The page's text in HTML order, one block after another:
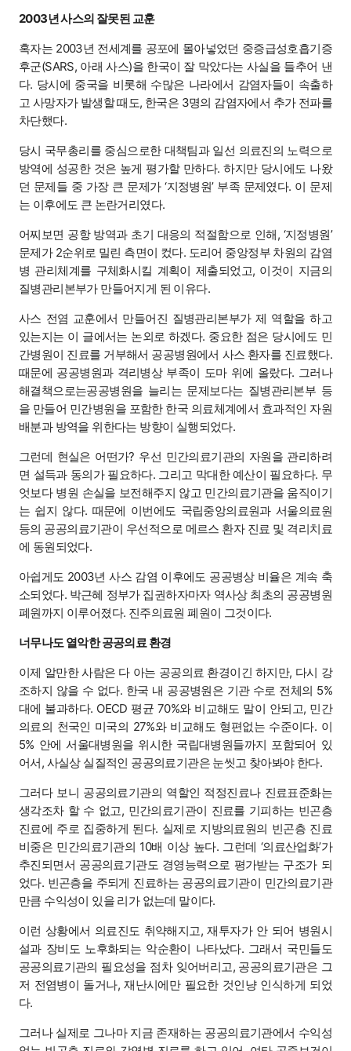
2003년 사스의 잘못된 교훈
혹자는 2003년 전세계를 공포에 몰아넣었던 중증급성호흡기증
후군(SARS, 아래 사스)을 한국이 잘 막았다는 사실을 들추어 낸
다. 당시에 중국을 비롯해 수많은 나라에서 감염자들이 속출하
고 사망자가 발생할 때도, 한국은 3명의 감염자에서 추가 전파를
차단했다.
당시 국무총리를 중심으로한 대책팀과 일선 의료진의 노력으로
방역에 성공한 것은 높게 평가할 만하다. 하지만 당시에도 나왔
던 문제들 중 가장 큰 문제가 ‘지정병원’ 부족 문제였다. 이 문제
는 이후에도 큰 논란거리였다.
어찌보면 공항 방역과 초기 대응의 적절함으로 인해, ‘지정병원’
문제가 2순위로 밀린 측면이 컸다. 도리어 중앙정부 차원의 감염
병 관리체계를 구체화시킬 계획이 제출되었고, 이것이 지금의
질병관리본부가 만들어지게 된 이유다.
사스 전염 교훈에서 만들어진 질병관리본부가 제 역할을 하고
있는지는 이 글에서는 논외로 하겠다. 중요한 점은 당시에도 민
간병원이 진료를 거부해서 공공병원에서 사스 환자를 진료했다.
때문에 공공병원과 격리병상 부족이 도마 위에 올랐다. 그러나
해결책으로는공공병원을 늘리는 문제보다는 질병관리본부 등
을 만들어 민간병원을 포함한 한국 의료체계에서 효과적인 자원
배분과 방역을 위한다는 방향이 실행되었다.
그런데 현실은 어떤가? 우선 민간의료기관의 자원을 관리하려
면 설득과 동의가 필요하다. 그리고 막대한 예산이 필요하다. 무
엇보다 병원 손실을 보전해주지 않고 민간의료기관을 움직이기
는 쉽지 않다. 때문에 이번에도 국립중앙의료원과 서울의료원
등의 공공의료기관이 우선적으로 메르스 환자 진료 및 격리치료
에 동원되었다.
아쉽게도 2003년 사스 감염 이후에도 공공병상 비율은 계속 축
소되었다. 박근혜 정부가 집권하자마자 역사상 최초의 공공병원
폐원까지 이루어졌다. 진주의료원 폐원이 그것이다.
너무나도 열악한 공공의료 환경
이제 알만한 사람은 다 아는 공공의료 환경이긴 하지만, 다시 강
조하지 않을 수 없다. 한국 내 공공병원은 기관 수로 전체의 5%
대에 불과하다. OECD 평균 70%와 비교해도 말이 안되고, 민간
의료의 천국인 미국의 27%와 비교해도 형편없는 수준이다. 이
5% 안에 서울대병원을 위시한 국립대병원들까지 포함되어 있
어서, 사실상 실질적인 공공의료기관은 눈씻고 찾아봐야 한다.
그러다 보니 공공의료기관의 역할인 적정진료나 진료표준화는
생각조차 할 수 없고, 민간의료기관이 진료를 기피하는 빈곤층
진료에 주로 집중하게 된다. 실제로 지방의료원의 빈곤층 진료
비중은 민간의료기관의 10배 이상 높다. 그런데 ‘의료산업화’가
추진되면서 공공의료기관도 경영능력으로 평가받는 구조가 되
었다. 빈곤층을 주되게 진료하는 공공의료기관이 민간의료기관
만큼 수익성이 있을 리가 없는데 말이다.
이런 상황에서 의료진도 취약해지고, 재투자가 안 되어 병원시
설과 장비도 노후화되는 악순환이 나타났다. 그래서 국민들도
공공의료기관의 필요성을 점차 잊어버리고, 공공의료기관은 그
저 전염병이 돌거나, 재난시에만 필요한 것인냥 인식하게 되었
다.
그러나 실제로 그나마 지금 존재하는 공공의료기관에서 수익성